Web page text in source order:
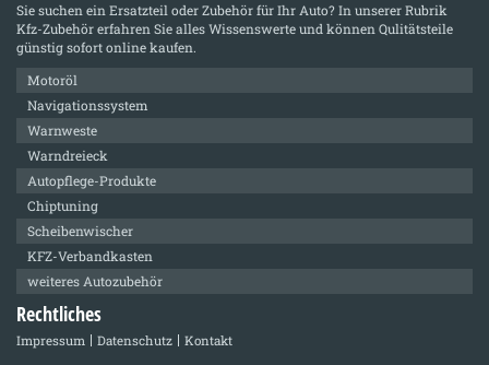
Sie suchen ein Ersatzteil oder Zubehör für Ihr Auto? In unserer Rubrik
Kfz-Zubehörerfahren Sie alles Wissenswerte und können Qulitätsteile
günstig sofort online kaufen.
Motoröl
Navigationssystem
Warnweste
Warndreieck
Autopflege-Produkte
Chiptuning
Scheibenwischer
KFZ-Verbandkasten
weiteres Autozubehör
Rechtliches
Impressum Datenschutz Kontakt